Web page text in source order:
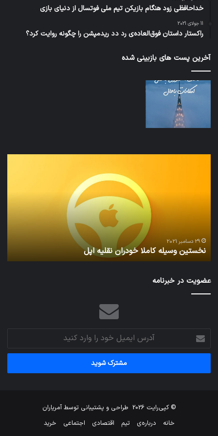
خداحافظی زود هنگام بازیکن تیم ملی فوتسال از دنیای بازی
11 جولای 2021
راکستار داستان فوق‌العاده‌ی رد دد ریدمپشن را چگونه روایت کرد؟
آخرین پست های بازبینی شده
29 دسامبر 2021
نخستین وسیله کاملا خودران نقلیه اپل
عضویت در خبرنامه
آدرس
ایمیل
خود
وارد
© کپی‌رایت 2026 طراحی و پشتیبانی توسطآمریاران
خانه
درباره‌ی تیم اقتصادی اجتماعی خرید